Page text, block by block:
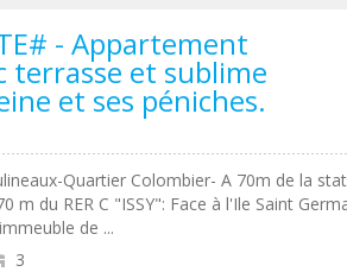
- Appartement
terrasse et sublime
et ses péniches.
Quartier Colombier- A 70m de la
m du RER C "ISSY": Face à l'Ile Saint
de ...
3